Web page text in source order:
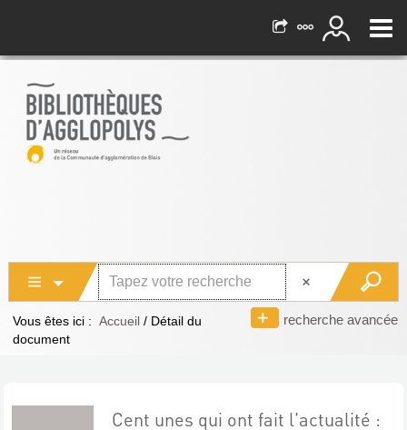
recherche avancée
Vous êtes ici : Accueil / Détail du
document
Cent unes qui ont fait l'actualité :